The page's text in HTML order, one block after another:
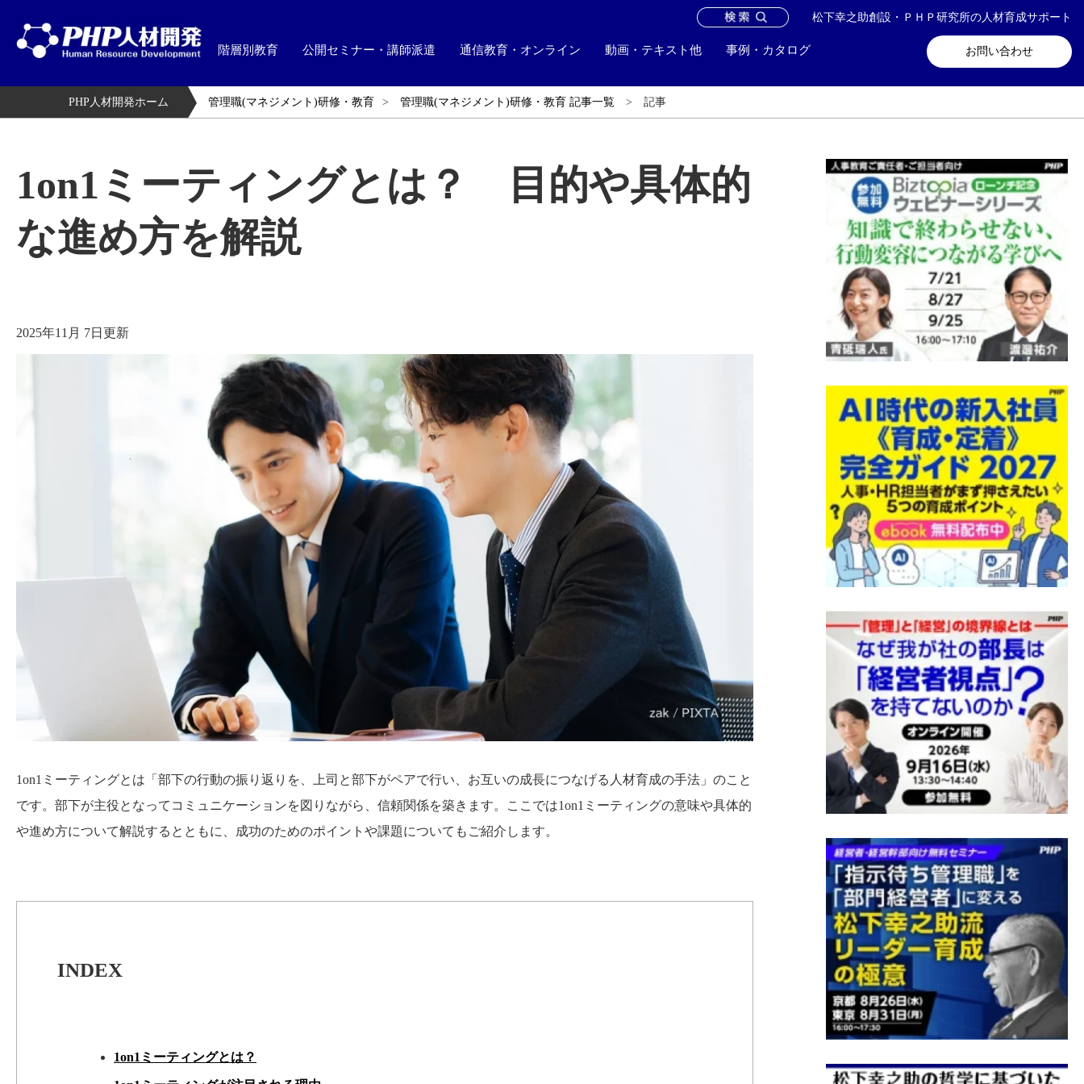
松下幸之助創設・ＰＨＰ研究所の人材育成サポート
お問い合わせ
階層別教育 公開セミナー・講師派遣 通信教育・オンライン 動画・テキスト他 事例・カタログ
お問い合わせ メールマガジン登録
PHP人材開発ホーム 管理職(マネジメント)研修・教育 管理職(マネジメント)研修・教育 記事一覧 記事
1on1ミーティングとは？ 目的や具体的
な進め方を解説
2025年11月 7日更新
1on1ミーティングとは「部下の行動の振り返りを、上司と部下がペアで行い、お互いの成長につなげる人材育成の手法」のこと
です。部下が主役となってコミュニケーションを図りながら、信頼関係を築きます。ここでは1on1ミーティングの意味や具体的
や進め方について解説するとともに、成功のためのポイントや課題についてもご紹介します。
INDEX
1on1ミーティングとは？